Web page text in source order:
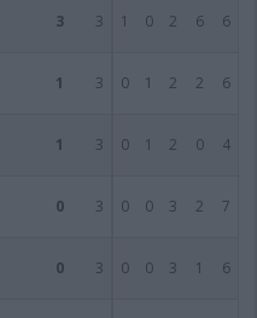
3 3 1 0 2 6 6
1 3 0 1 2 2 6
1 3 0 1 2 0 4
0 3 0 0 3 2 7
0 3 0 0 3 1 6